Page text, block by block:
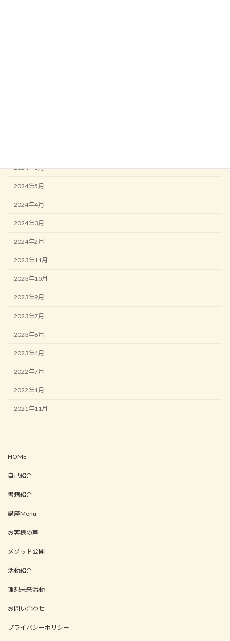
2024年6月
2024年5月
2024年4月
2024年3月
2024年2月
2023年11月
2023年10月
2023年9月
2023年7月
2023年6月
2023年4月
2022年7月
2022年1月
2021年11月
HOME
自己紹介
書籍紹介
講座Menu
お客様の声
メソッド公開
活動紹介
理想未来活動
お問い合わせ
プライバシーポリシー